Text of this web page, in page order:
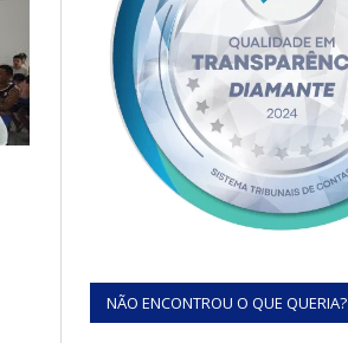
NÃO ENCONTROU O QUE QUERIA?